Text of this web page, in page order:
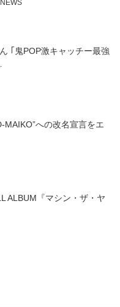
NEWS
｢鬼POP激キャッチー最強
MAIKO”への改名宣言をエ
ALBUM『マシン・ザ・ヤ